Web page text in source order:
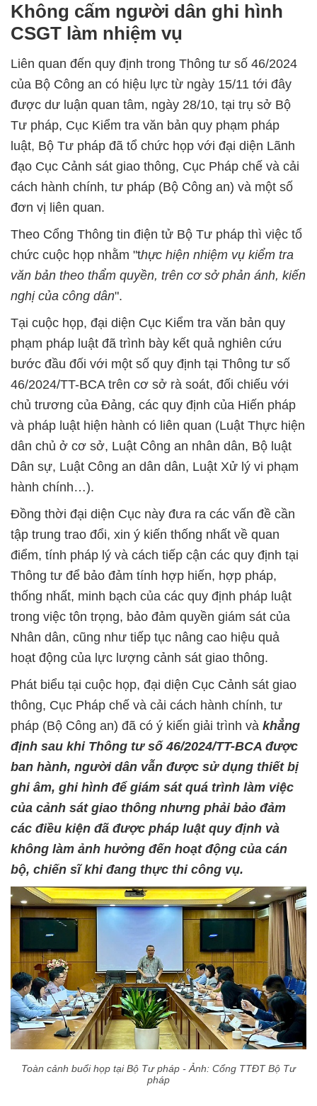
Không cấm người dân ghi hình
CSGT làm nhiệm vụ
Liên quan đến quy định trong Thông tư số 46/2024
của Bộ Công an có hiệu lực từ ngày 15/11 tới đây
được dư luận quan tâm, ngày 28/10, tại trụ sở Bộ
Tư pháp, Cục Kiểm tra văn bản quy phạm pháp
luật, Bộ Tư pháp đã tổ chức họp với đại diện Lãnh
đạo Cục Cảnh sát giao thông, Cục Pháp chế và cải
cách hành chính, tư pháp (Bộ Công an) và một số
đơn vị liên quan.
Theo Cổng Thông tin điện tử Bộ Tư pháp thì việc tổ
chức cuộc họp nhằm "thực hiện nhiệm vụ kiểm tra
văn bản theo thẩm quyền, trên cơ sở phản ánh, kiến
nghị của công dân".
Tại cuộc họp, đại diện Cục Kiểm tra văn bản quy
phạm pháp luật đã trình bày kết quả nghiên cứu
bước đầu đối với một số quy định tại Thông tư số
46/2024/TT-BCA trên cơ sở rà soát, đối chiếu với
chủ trương của Đảng, các quy định của Hiến pháp
và pháp luật hiện hành có liên quan (Luật Thực hiện
dân chủ ở cơ sở, Luật Công an nhân dân, Bộ luật
Dân sự, Luật Công an dân dân, Luật Xử lý vi phạm
hành chính…).
Đồng thời đại diện Cục này đưa ra các vấn đề cần
tập trung trao đổi, xin ý kiến thống nhất về quan
điểm, tính pháp lý và cách tiếp cận các quy định tại
Thông tư để bảo đảm tính hợp hiến, hợp pháp,
thống nhất, minh bạch của các quy định pháp luật
trong việc tôn trọng, bảo đảm quyền giám sát của
Nhân dân, cũng như tiếp tục nâng cao hiệu quả
hoạt động của lực lượng cảnh sát giao thông.
Phát biểu tại cuộc họp, đại diện Cục Cảnh sát giao
thông, Cục Pháp chế và cải cách hành chính, tư
pháp (Bộ Công an) đã có ý kiến giải trình và khẳng
định sau khi Thông tư số 46/2024/TT-BCA được
ban hành, người dân vẫn được sử dụng thiết bị
ghi âm, ghi hình để giám sát quá trình làm việc
của cảnh sát giao thông nhưng phải bảo đảm
các điều kiện đã được pháp luật quy định và
không làm ảnh hưởng đến hoạt động của cán
bộ, chiến sĩ khi đang thực thi công vụ.
Toàn cảnh buổi họp tại Bộ Tư pháp - Ảnh: Cổng TTĐT Bộ Tư
pháp